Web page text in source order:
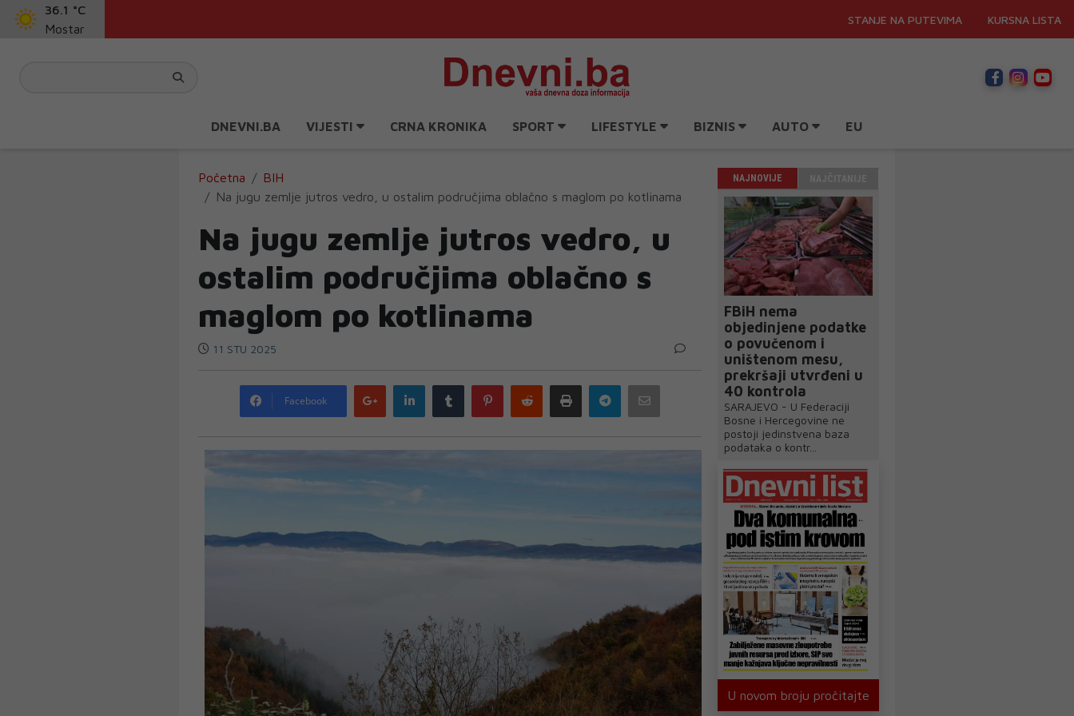
36.1 °C
Mostar
STANJE NA PUTEVIMA KURSNA LISTA
DNEVNI.BA VIJESTI CRNA KRONIKA SPORT LIFESTYLE BIZNIS AUTO EU
Početna
BIH
Na jugu zemlje jutros vedro, u ostalim područjima oblačno s maglom po kotlinama
Na jugu zemlje jutros vedro, u
ostalim područjima oblačno s
maglom po kotlinama
11 STU 2025
Facebook
Google
plus
LinkedIn Tumblr PinterestReddit Print Telegram
NAJNOVIJE
FBiH nema
objedinjene podatke
o povučenom i
uništenom mesu,
prekršaji utvrđeni u
40 kontrola
SARAJEVO - U Federaciji
Bosne i Hercegovine ne
postoji jedinstvena baza
podataka o kontr...
U novom broju pročitajte